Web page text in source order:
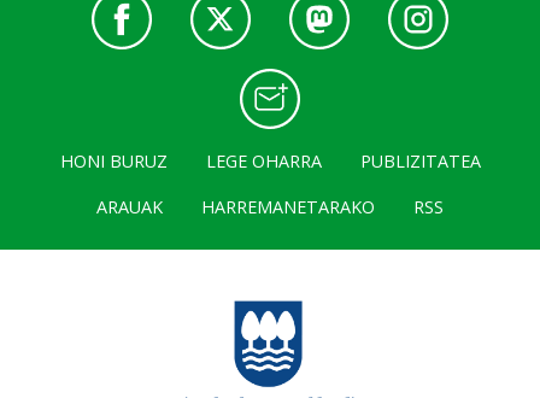
HONI BURUZ LEGE OHARRA
PUBLIZITATEA
ARAUAK
HARREMANETARAKO RSS